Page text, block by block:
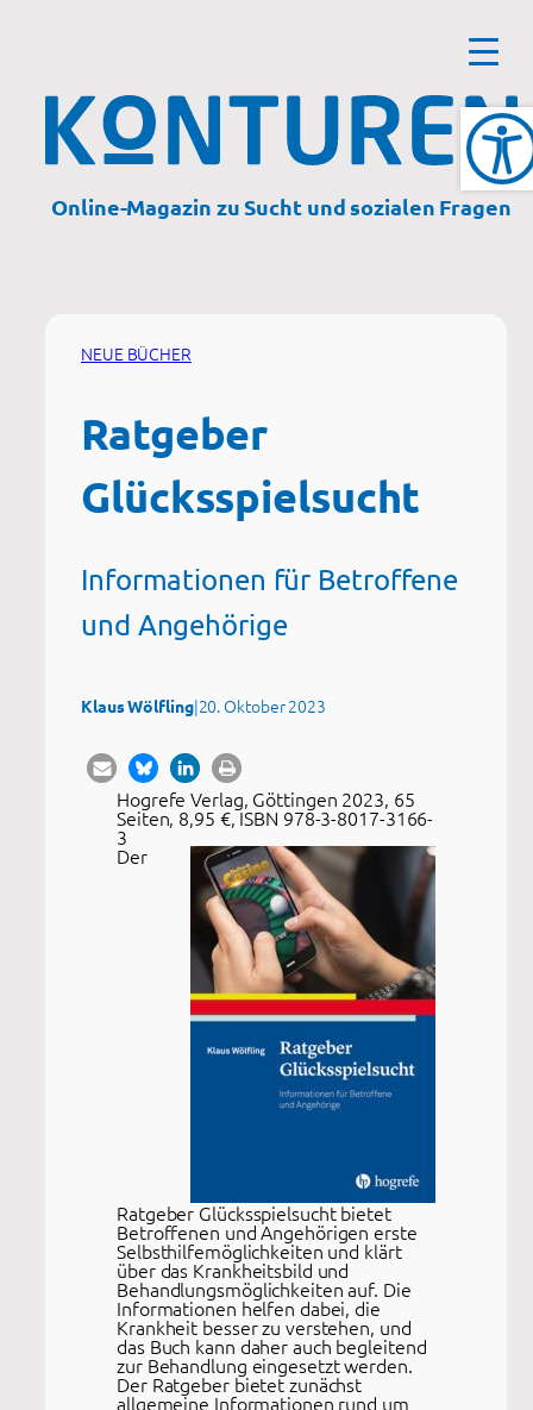
Online-Magazin zu Sucht und sozialen Fragen
NEUE BÜCHER
Ratgeber
Glücksspielsucht
Informationen für Betroffene
und Angehörige
Klaus Wölfling|20. Oktober 2023
Hogrefe Verlag, Göttingen 2023, 65
Seiten, 8,95 €, ISBN 978-3-8017-3166-
3
Der
Ratgeber Glücksspielsucht bietet
Betroffenen und Angehörigen erste
Selbsthilfemöglichkeiten und klärt
über das Krankheitsbild und
Behandlungsmöglichkeiten auf. Die
Informationen helfen dabei, die
Krankheit besser zu verstehen, und
das Buch kann daher auch begleitend
zur Behandlung eingesetzt werden.
Der Ratgeber bietet zunächst
allgemeine Informationen rund um